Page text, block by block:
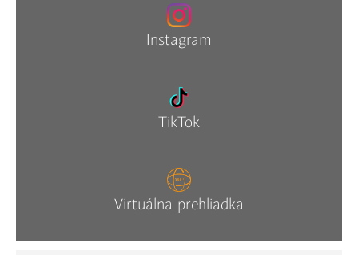
Instagram
TikTok
Virtuálna prehliadka